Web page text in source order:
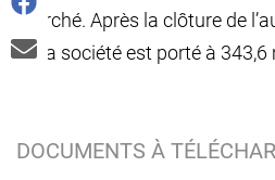
marché. Après la clôture de
de la société est porté à
DOCUMENTS À